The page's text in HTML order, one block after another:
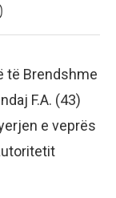
të Brendshme
F.A. (43)
e veprës